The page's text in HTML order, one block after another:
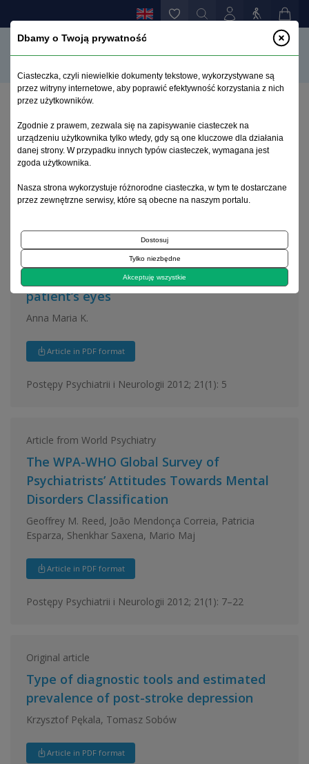
Archive 1992–2014
2012, volume 21, issue 1
The role of therapist through the
patient’s eyes
Anna Maria K.
Article in PDF format
Postępy Psychiatrii i Neurologii 2012; 21(1): 5
Article from World Psychiatry
The WPA-WHO Global Survey of
Psychiatrists’ Attitudes Towards Mental
Disorders Classification
Geoffrey M. Reed, Joāo Mendonça Correia, Patricia
Esparza, Shenkhar Saxena, Mario Maj
Article in PDF format
Postępy Psychiatrii i Neurologii 2012; 21(1): 7–22
Original article
Type of diagnostic tools and estimated
prevalence of post-stroke depression
Krzysztof Pękala, Tomasz Sobów
Article in PDF format
Dbamy o Twoją prywatność
Ciasteczka, czyli niewielkie dokumenty tekstowe, wykorzystywane są
przez witryny internetowe, aby poprawić efektywność korzystania z nich
przez użytkowników.
Zgodnie z prawem, zezwala się na zapisywanie ciasteczek na
urządzeniu użytkownika tylko wtedy, gdy są one kluczowe dla działania
danej strony. W przypadku innych typów ciasteczek, wymagana jest
zgoda użytkownika.
Nasza strona wykorzystuje różnorodne ciasteczka, w tym te dostarczane
przez zewnętrzne serwisy, które są obecne na naszym portalu.
Dostosuj
Tylko niezbędne
Akceptuję wszystkie